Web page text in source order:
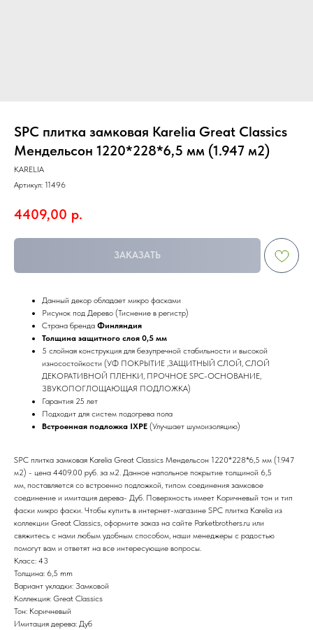
SPC плитка замковая Karelia Great Classics
Мендельсон 1220*228*6,5 мм (1.947 м2)
KARELIA
Артикул: 11496
4409,00 р.
ЗАКАЗАТЬ
Данный декор обладает микро фасками
Рисунок под Дерево (Тиснение в регистр)
Страна бренда Финляндия
Толщина защитного слоя 0,5 мм
5 слойная конструкция для безупречной стабильности и высокой
износостойкости (УФ ПОКРЫТИЕ ,ЗАЩИТНЫЙ СЛОЙ, СЛОЙ
ДЕКОРАТИВНОЙ ПЛЕНКИ, ПРОЧНОЕ SPC-ОСНОВАНИЕ,
ЗВУКОПОГЛОЩАЮЩАЯ ПОДЛОЖКА)
Гарантия 25 лет
Подходит для систем подогрева пола
Встроенная подложка IXPE (Улучшает шумоизоляцию)
SPC плитка замковая Karelia Great Classics Мендельсон 1220*228*6,5 мм (1.947
м2) - цена 4409.00 руб. за м2. Данное напольное покрытие толщиной 6,5
мм, поставляется со встроенно подложкой, типом соединения замковое
соединение и имитация дерева- Дуб. Поверхность имеет Коричневый тон и тип
фаски микро фаски. Чтобы купить в интернет-магазине SPC плитка Karelia из
коллекции Great Classics, оформите заказ на сайте Parketbrothers.ru или
свяжитесь с нами любым удобным способом, наши менеджеры с радостью
помогут вам и ответят на все интересующие вопросы.
Класс: 43
Толщина: 6,5 mm
Вариант укладки: Замковой
Коллекция: Great Classics
Тон: Коричневый
Имитация дерева: Дуб